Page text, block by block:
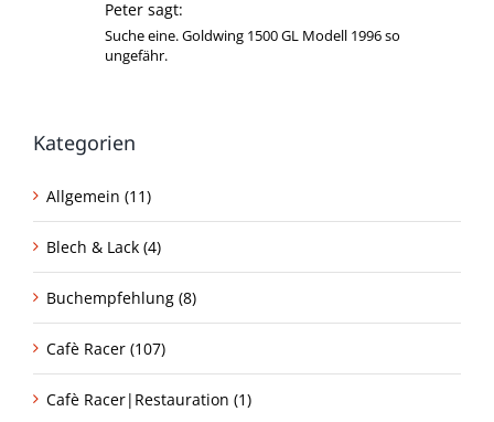
Peter sagt:
Suche eine. Goldwing 1500 GL Modell 1996 so
ungefähr.
Kategorien
Allgemein (11)
Blech & Lack (4)
Buchempfehlung (8)
Cafè Racer (107)
Cafè Racer|Restauration (1)